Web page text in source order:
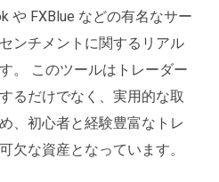
や FXBlue などの有名なサー
ンチメントに関するリアル
。 このツールはトレーダー
るだけでなく、実用的な取
、初心者と経験豊富なトレ
欠な資産となっています。